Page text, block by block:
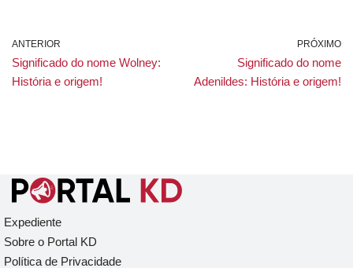
ANTERIOR
Significado do nome Wolney:
História e origem!
PRÓXIMO
Significado do nome
Adenildes: História e origem!
Expediente
Sobre o Portal KD
Política de Privacidade